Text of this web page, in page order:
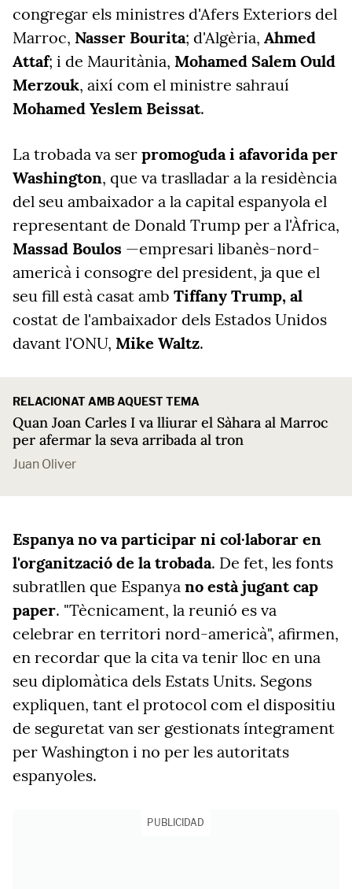
congregar els ministres d'Afers Exteriors del
Marroc, Nasser Bourita; d'Algèria, Ahmed
Attaf; i de Mauritània, Mohamed Salem Ould
Merzouk, així com el ministre sahrauí
Mohamed Yeslem Beissat.
La trobada va ser promoguda i afavorida per
Washington, que va traslladar a la residència
del seu ambaixador a la capital espanyola el
representant de Donald Trump per a l'Àfrica,
Massad Boulos —empresari libanès-nord-
americà i consogre del president, ja que el
seu fill està casat amb Tiffany Trump, al
costat de l'ambaixador dels Estados Unidos
davant l'ONU, Mike Waltz.
RELACIONAT AMB AQUEST TEMA
Quan Joan Carles I va lliurar el Sàhara al Marroc
per afermar la seva arribada al tron
Juan Oliver
Espanya no va participar ni col·laborar en
l'organització de la trobada. De fet, les fonts
subratllen que Espanya no està jugant cap
paper. "Tècnicament, la reunió es va
celebrar en territori nord-americà", afirmen,
en recordar que la cita va tenir lloc en una
seu diplomàtica dels Estats Units. Segons
expliquen, tant el protocol com el dispositiu
de seguretat van ser gestionats íntegrament
per Washington i no per les autoritats
espanyoles.
PUBLICIDAD